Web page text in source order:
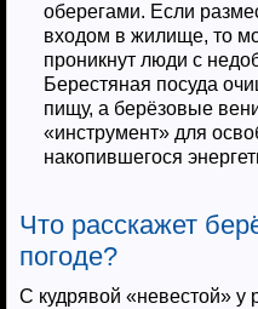
оберегами. Если
входом в жилище, то
проникнут люди с
Берестяная посуда
пищу, а берёзовые
«инструмент» для
накопившегося
Что расскажет
погоде?
С кудрявой «невестой» у